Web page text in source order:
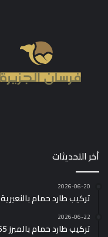
أخر التحديثات
2026-06-20
تركيب طارد حمام بالنعيرية 0597957765 اتصل الآن بخصم 30%
2026-06-22
تركيب طارد حمام بالمبرز 0597957765 اتصل الآن بخصم 30%